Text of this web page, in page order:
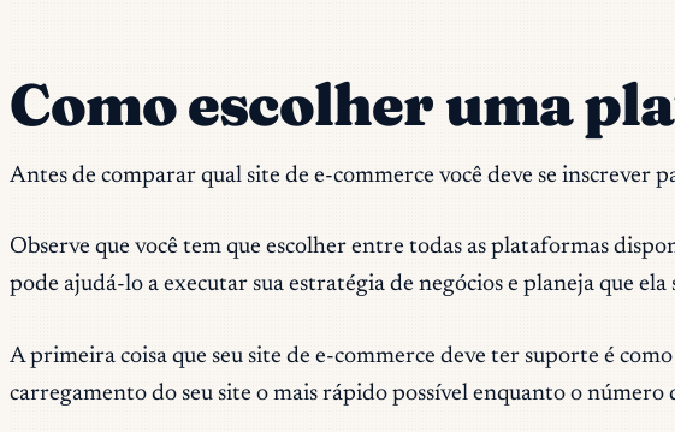
Como escolher uma
Antes de comparar qual site de e-commerce você deve se inscrever
Observe que você tem que escolher entre todas as plataformas
pode ajudá-lo a executar sua estratégia de negócios e planeja que ela
A primeira coisa que seu site de e-commerce deve ter suporte é
carregamento do seu site o mais rápido possível enquanto o número